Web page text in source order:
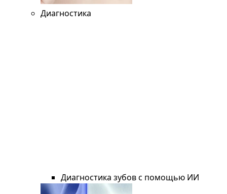
Диагностика
Диагностика зубов с помощью ИИ